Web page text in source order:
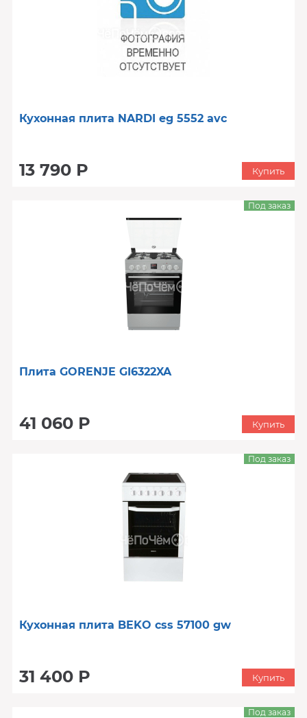
Кухонная плита NARDI eg 5552 avc
13 790 Р Купить
Плита GORENJE GI6322XA
41 060 Р
Под заказ
Купить
Кухонная плита BEKO css 57100 gw
31 400 Р
Под заказ
Купить
Под заказ